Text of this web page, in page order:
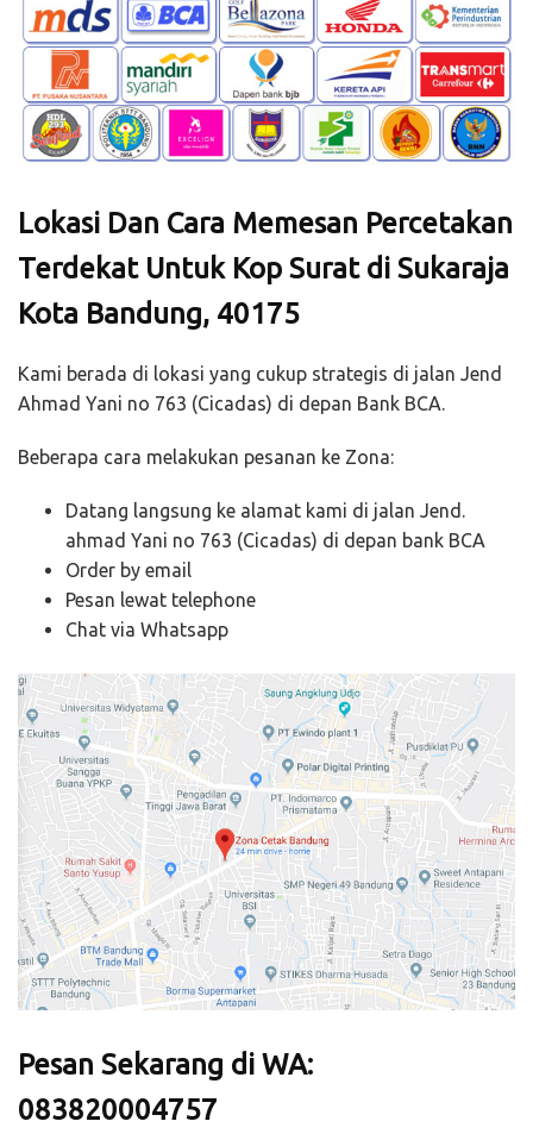
Lokasi Dan Cara Memesan Percetakan
Terdekat Untuk Kop Surat di Sukaraja
Kota Bandung, 40175
Kami berada di lokasi yang cukup strategis di jalan Jend
Ahmad Yani no 763 (Cicadas) di depan Bank BCA.
Beberapa cara melakukan pesanan ke Zona:
Datang langsung ke alamat kami di jalan Jend.
ahmad Yani no 763 (Cicadas) di depan bank BCA
Order by email
Pesan lewat telephone
Chat via Whatsapp
Pesan Sekarang di WA:
083820004757